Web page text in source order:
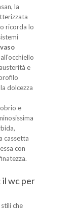
la
ricorda lo
vaso
e
dolcezza
e
cassetta
con
il wc per
che